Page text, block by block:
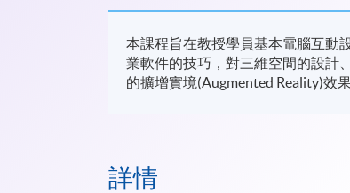
本課程旨在教授學員基本電腦互動
業軟件的技巧，對三維空間的設計
的擴增實境(Augmented Reality)效果
詳情